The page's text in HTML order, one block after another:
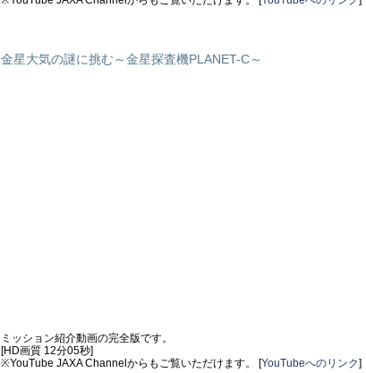
金星大気の謎に挑む～金星探査機PLANET-C～
ミッション紹介動画の完全版です。
[HD画質 12分05秒]
※YouTube JAXA Channelからもご覧いただけます。 [YouTubeへのリンク]